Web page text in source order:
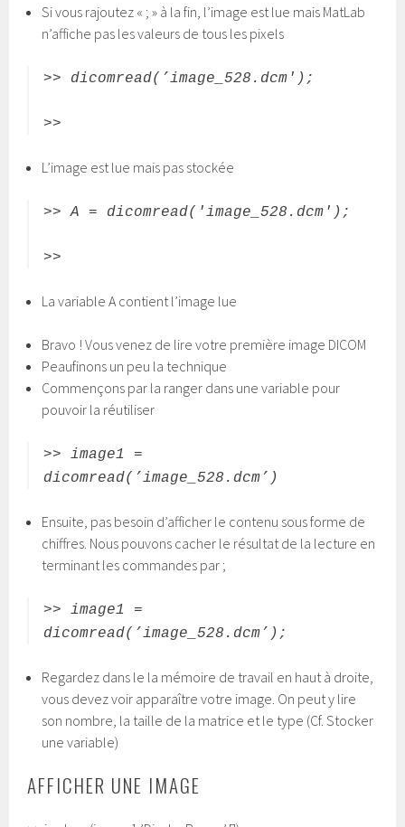
Si vous rajoutez « ; » à la fin, l’image est lue mais MatLab
n’affiche pas les valeurs de tous les pixels
>> dicomread(’image_528.dcm');
>>
L’image est lue mais pas stockée
>> A = dicomread('image_528.dcm');
>>
La variable A contient l’image lue
Bravo ! Vous venez de lire votre première image DICOM
Peaufinons un peu la technique
Commençons par la ranger dans une variable pour
pouvoir la réutiliser
>> image1 =
dicomread(’image_528.dcm’)
Ensuite, pas besoin d’afficher le contenu sous forme de
chiffres. Nous pouvons cacher le résultat de la lecture en
terminant les commandes par ;
>> image1 =
dicomread(’image_528.dcm’);
Regardez dans le la mémoire de travail en haut à droite,
vous devez voir apparaître votre image. On peut y lire
son nombre, la taille de la matrice et le type (Cf. Stocker
une variable)
AFFICHER UNE IMAGE